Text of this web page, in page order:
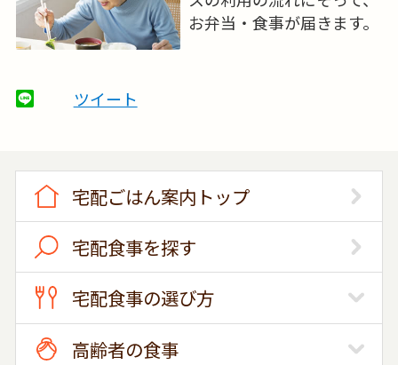
お弁当・食事が届きます。
ツイート
宅配ごはん案内トップ
宅配食事を探す
宅配食事の選び方
高齢者の食事